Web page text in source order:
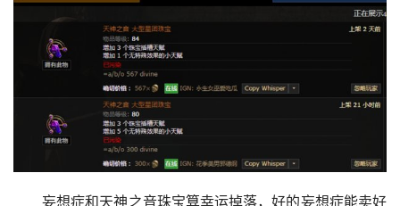
妄想症和天神之音珠宝算幸运掉落，好的妄想症能卖好